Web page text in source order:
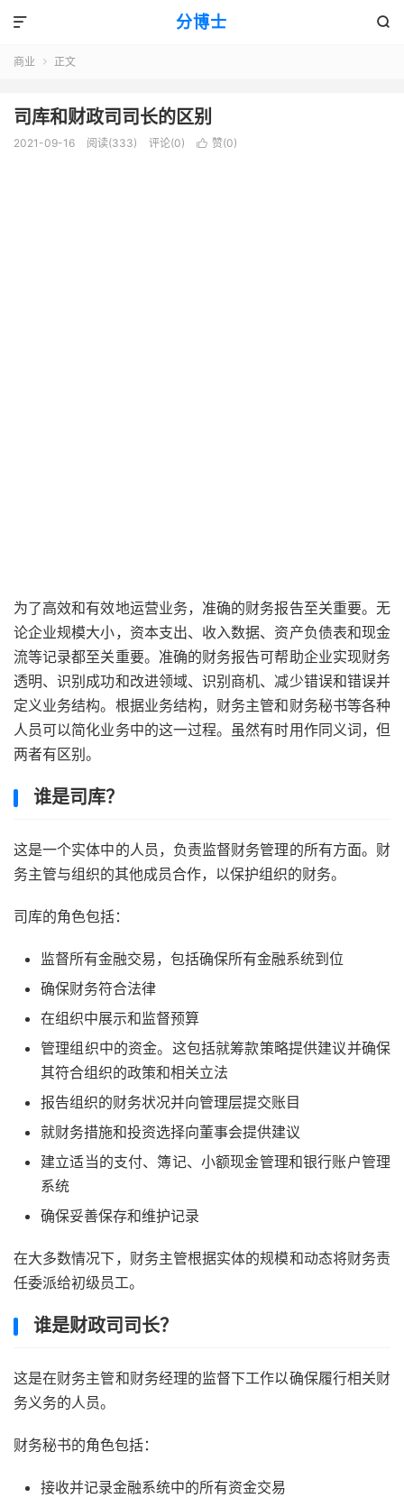
分博士 

商业  正文
司库和财政司司长的区别
2021-09-16 阅读(333) 评论(0)  赞(0)
为了高效和有效地运营业务，准确的财务报告至关重要。无
论企业规模大小，资本支出、收入数据、资产负债表和现金
流等记录都至关重要。准确的财务报告可帮助企业实现财务
透明、识别成功和改进领域、识别商机、减少错误和错误并
定义业务结构。根据业务结构，财务主管和财务秘书等各种
人员可以简化业务中的这一过程。虽然有时用作同义词，但
两者有区别。
谁是司库？
这是一个实体中的人员，负责监督财务管理的所有方面。财
务主管与组织的其他成员合作，以保护组织的财务。
司库的角色包括：
监督所有金融交易，包括确保所有金融系统到位
确保财务符合法律
在组织中展示和监督预算
管理组织中的资金。这包括就筹款策略提供建议并确保
其符合组织的政策和相关立法
报告组织的财务状况并向管理层提交账目
就财务措施和投资选择向董事会提供建议
建立适当的支付、簿记、小额现金管理和银行账户管理
系统
确保妥善保存和维护记录
在大多数情况下，财务主管根据实体的规模和动态将财务责
任委派给初级员工。
谁是财政司司长？
这是在财务主管和财务经理的监督下工作以确保履行相关财
务义务的人员。
财务秘书的角色包括：
接收并记录金融系统中的所有资金交易